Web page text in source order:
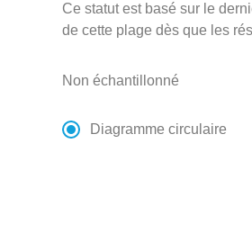
Ce statut est basé sur le
de cette plage dès que les
Non échantillonné
Diagramme circulaire